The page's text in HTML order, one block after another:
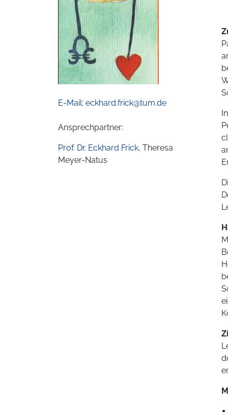
E-Mail: eckhard.frick@tum.de
Ansprechpartner:
Prof. Dr. Eckhard Frick, Theresa
Meyer-Natus